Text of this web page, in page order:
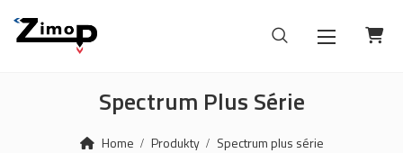
Spectrum Plus Série
Home Produkty Spectrum plus série